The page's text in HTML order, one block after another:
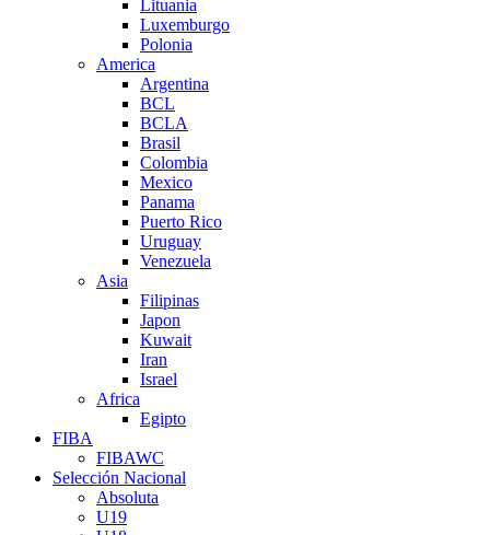
Lituania
Luxemburgo
Polonia
America
Argentina
BCL
BCLA
Brasil
Colombia
Mexico
Panama
Puerto Rico
Uruguay
Venezuela
Asia
Filipinas
Japon
Kuwait
Iran
Israel
Africa
Egipto
FIBA
FIBAWC
Selección Nacional
Absoluta
U19